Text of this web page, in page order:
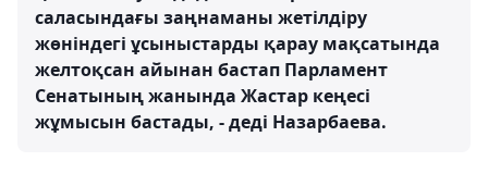
саласындағы заңнаманы жетілдіру
жөніндегі ұсыныстарды қарау мақсатында
желтоқсан айынан бастап Парламент
Сенатының жанында Жастар кеңесі
жұмысын бастады, - деді Назарбаева.